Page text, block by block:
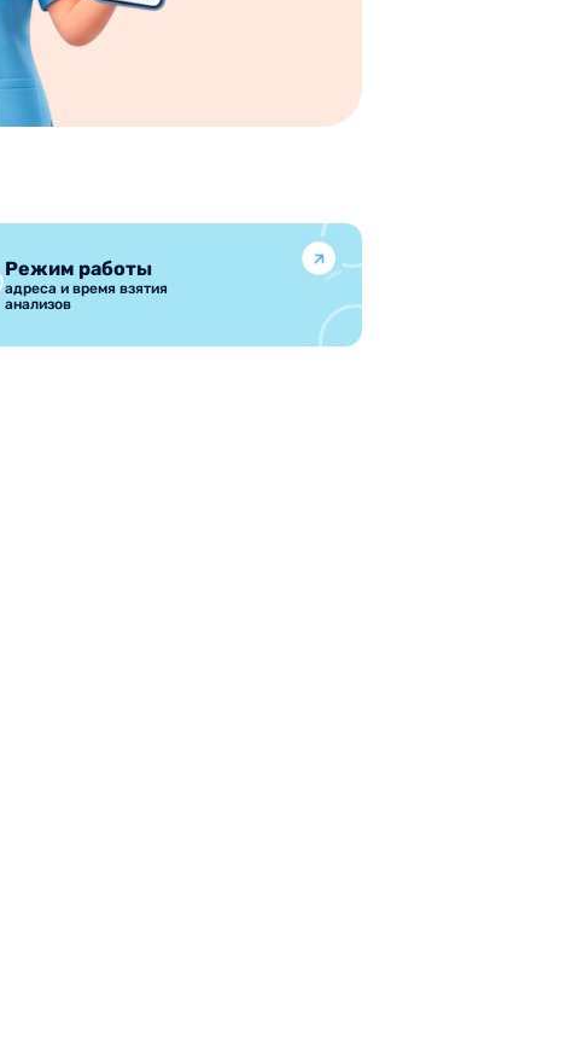
Режим работы
адреса и время взятия
анализов